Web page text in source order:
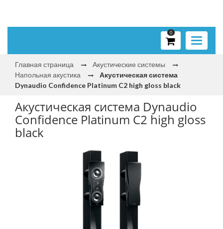
Toggle
0
Главная страница
Акустические системы
Напольная акустика
Акустическая система
Dynaudio Confidence Platinum C2 high gloss black
Акустическая система Dynaudio
Confidence Platinum C2 high gloss
black